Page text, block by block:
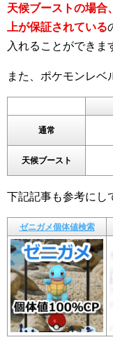
天候ブーストの場合
上が保証されている
入れることができま
また、ポケモンレベ
通常
天候ブースト
下記記事も参考にし
ゼニガメ個体値検索